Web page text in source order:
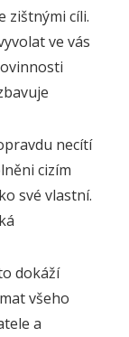
zištnými cíli.
ve vás
necítí
cizím
své vlastní.
dokáží
všeho
a